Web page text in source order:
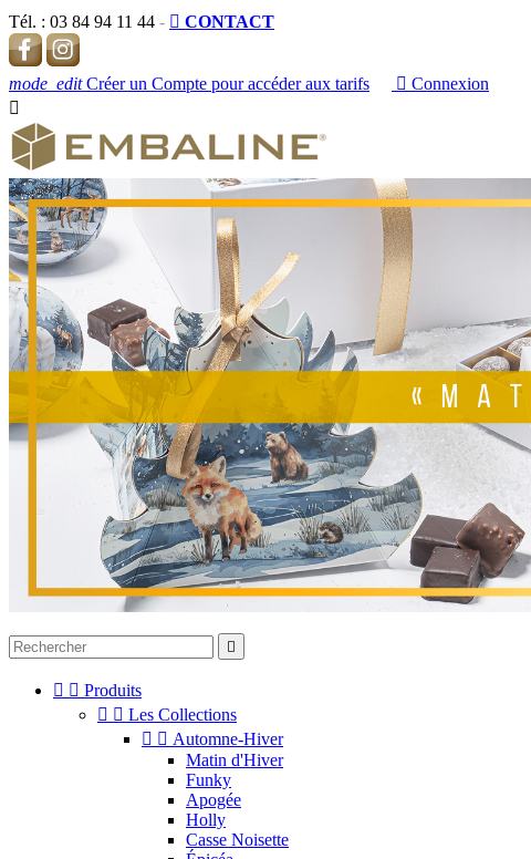
Tél. : 03 84 94 11 44 -  CONTACT
mode_edit Créer un Compte pour accéder aux tarifs  Connexion


  Produits
  Les Collections
  Automne-Hiver
Matin d'Hiver
Funky
Apogée
Holly
Casse Noisette